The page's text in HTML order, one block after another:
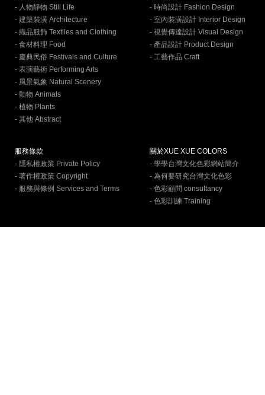
- 人物靜物 Still Life
- 建築裝潢 Architecture
- 織品服飾 Textiles and Clothing
- 食材料理 Food
- 慶典民俗 Festivals and Culture
- 表演藝術 Performing Arts
- 風景氣象 Natural Scenery
- 動物 Animals
- 植物 Plants
- 其他 Abstract
- 時尚設計 Fashion Design
- 室內裝潢設計 Interior Design
- 視覺傳達設計 Visual Design
- 產品設計 Product Design
- 工藝作品 Craft
服務條款
- 隱私權政策 Private Policy
- 著作權政策 Copyright
- 服務與條例 Services and Terms
關於XUE XUE COLORS
- 學學台灣文化色彩網站簡介
- 為何要研究台灣文化色彩
- 色彩顧問 consultancy
- 色彩訓練 Training